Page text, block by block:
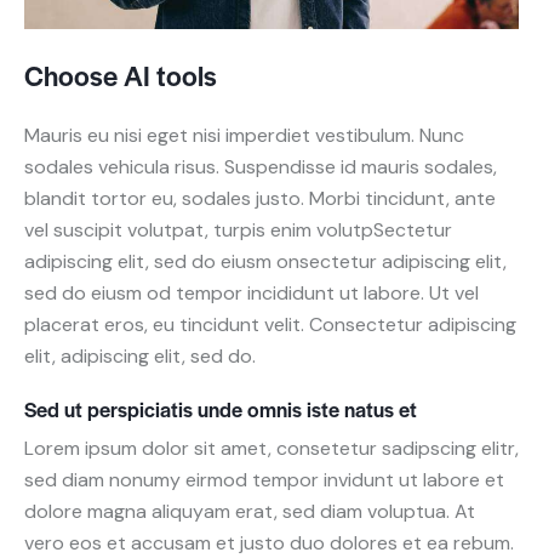
Choose AI tools
Mauris eu nisi eget nisi imperdiet vestibulum. Nunc
sodales vehicula risus. Suspendisse id mauris sodales,
blandit tortor eu, sodales justo. Morbi tincidunt, ante
vel suscipit volutpat, turpis enim volutpSectetur
adipiscing elit, sed do eiusm onsectetur adipiscing elit,
sed do eiusm od tempor incididunt ut labore. Ut vel
placerat eros, eu tincidunt velit. Consectetur adipiscing
elit, adipiscing elit, sed do.
Sed ut perspiciatis unde omnis iste natus et
Lorem ipsum dolor sit amet, consetetur sadipscing elitr,
sed diam nonumy eirmod tempor invidunt ut labore et
dolore magna aliquyam erat, sed diam voluptua. At
vero eos et accusam et justo duo dolores et ea rebum.